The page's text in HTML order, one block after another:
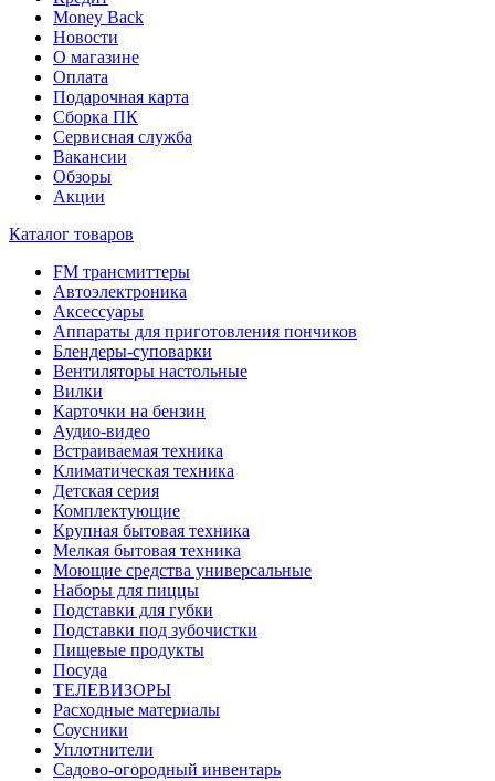
Money Back
Новости
О магазине
Оплата
Подарочная карта
Сборка ПК
Сервисная служба
Вакансии
Обзоры
Акции
Каталог товаров
FM трансмиттеры
Автоэлектроника
Аксессуары
Аппараты для приготовления пончиков
Блендеры-суповарки
Вентиляторы настольные
Вилки
Карточки на бензин
Аудио-видео
Встраиваемая техника
Климатическая техника
Детская серия
Комплектующие
Крупная бытовая техника
Мелкая бытовая техника
Моющие средства универсальные
Наборы для пиццы
Подставки для губки
Подставки под зубочистки
Пищевые продукты
Посуда
ТЕЛЕВИЗОРЫ
Расходные материалы
Соусники
Уплотнители
Садово-огородный инвентарь